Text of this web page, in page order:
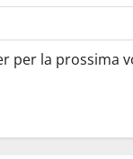
per la prossima